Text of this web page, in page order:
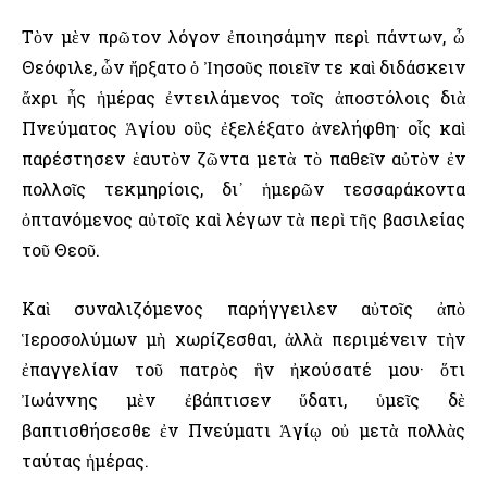
Τὸν μὲν πρῶτον λόγον ἐποιησάμην περὶ πάντων, ὦ
Θεόφιλε, ὧν ἤρξατο ὁ Ἰησοῦς ποιεῖν τε καὶ διδάσκειν
ἄχρι ἧς ἡμέρας ἐντειλάμενος τοῖς ἀποστόλοις διὰ
Πνεύματος Ἁγίου οὓς ἐξελέξατο ἀνελήφθη· οἷς καὶ
παρέστησεν ἑαυτὸν ζῶντα μετὰ τὸ παθεῖν αὐτὸν ἐν
πολλοῖς τεκμηρίοις, δι᾿ ἡμερῶν τεσσαράκοντα
ὀπτανόμενος αὐτοῖς καὶ λέγων τὰ περὶ τῆς βασιλείας
τοῦ Θεοῦ.
Καὶ συναλιζόμενος παρήγγειλεν αὐτοῖς ἀπὸ
Ἱεροσολύμων μὴ χωρίζεσθαι, ἀλλὰ περιμένειν τὴν
ἐπαγγελίαν τοῦ πατρὸς ἣν ἠκούσατέ μου· ὅτι
Ἰωάννης μὲν ἐβάπτισεν ὕδατι, ὑμεῖς δὲ
βαπτισθήσεσθε ἐν Πνεύματι Ἁγίῳ οὐ μετὰ πολλὰς
ταύτας ἡμέρας.